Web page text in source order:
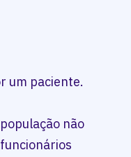
um paciente.
não